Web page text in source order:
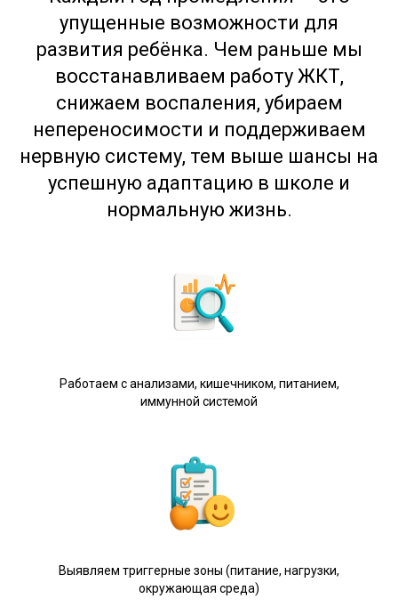
упущенные возможности для
развития ребёнка. Чем раньше мы
восстанавливаем работу ЖКТ,
снижаем воспаления, убираем
непереносимости и поддерживаем
нервную систему, тем выше шансы на
успешную адаптацию в школе и
нормальную жизнь.
Работаем с анализами, кишечником, питанием,
иммунной системой
Выявляем триггерные зоны (питание, нагрузки,
окружающая среда)